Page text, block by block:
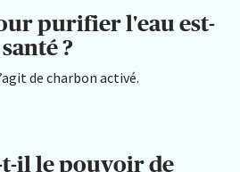
purifier l'eau est-
?
de charbon activé.
t-il le pouvoir de